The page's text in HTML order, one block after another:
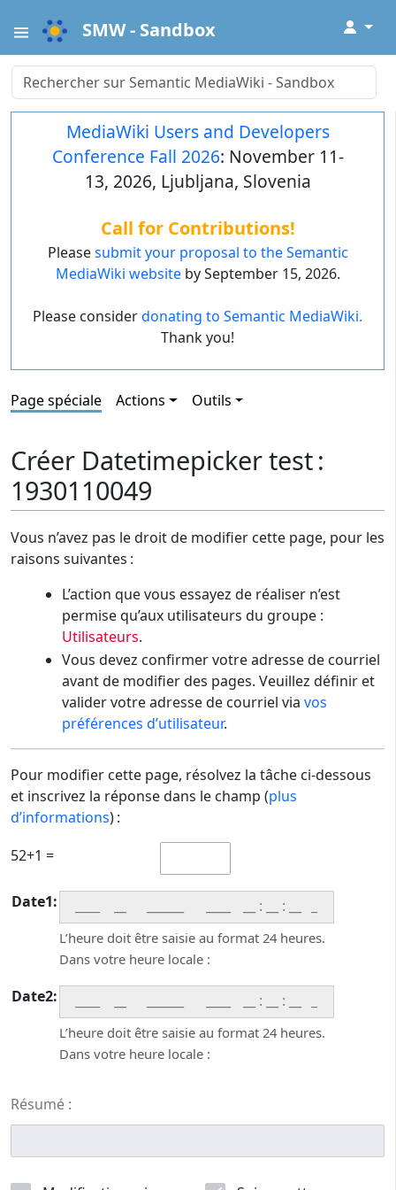
SMW - Sandbox ↓
MediaWiki Users and Developers
Conference Fall 2026: November 11-
13, 2026, Ljubljana, Slovenia
Call for Contributions!
Pleasesubmit your proposal to the Semantic
MediaWiki websiteby September 15, 2026.
Please considerdonating to Semantic MediaWiki.
Thank you!
Page spéciale Actions Outils
Créer Datetimepicker test :
1930110049
Vous n’avez pas le droit de modifier cette page, pour les
raisons suivantes :
L’action que vous essayez de réaliser n’est
permise qu’aux utilisateurs du groupe :
Utilisateurs.
Vous devez confirmer votre adresse de courriel
avant de modifier des pages. Veuillez définir et
valider votre adresse de courriel via vos
préférences d’utilisateur.
Pour modifier cette page, résolvez la tâche ci-dessous
et inscrivez la réponse dans le champ (plus
d’informations) :
52+1 =
Date1: : :
L’heure doit être saisie au format 24 heures.
Dans votre heure locale :
Date2: : :
L’heure doit être saisie au format 24 heures.
Dans votre heure locale :
Résumé :